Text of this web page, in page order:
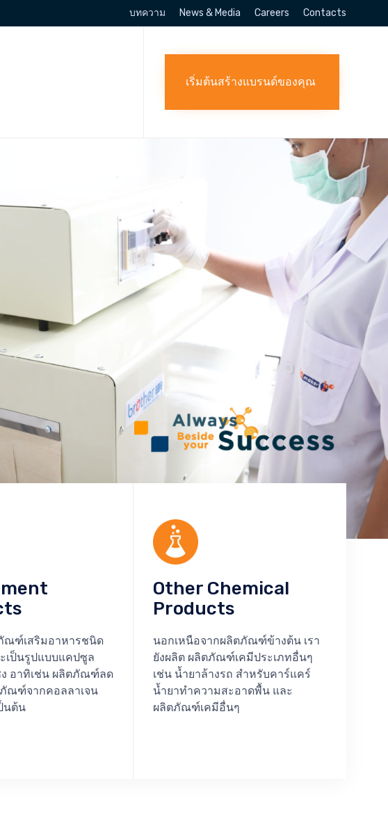
บทความ News & Media Careers Contacts
เริ่มต้นสร้างแบรนด์ของคุณ
ณฑ์เสริมอาหารชนิด
เป็นรูปแบบแคปซูล
อาทิเช่น ผลิตภัณฑ์ลด
ณฑ์จากคอลลาเจน
นต้น
Other Chemical
Products
นอกเหนือจากผลิตภัณฑ์ข้างต้น เรา
ยังผลิต ผลิตภัณฑ์เคมีประเภทอื่นๆ
เช่น น้ำยาล้างรถ สำหรับคาร์แคร์
น้ำยาทำความสะอาดพื้น และ
ผลิตภัณฑ์เคมีอื่นๆ